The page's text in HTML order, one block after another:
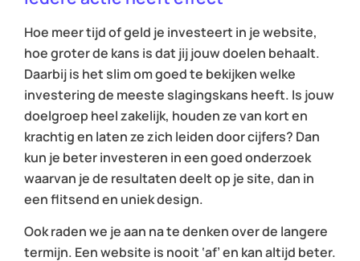
Hoe meer tijd of geld je investeert in je website,
hoe groter de kans is dat jij jouw doelen behaalt.
Daarbij is het slim om goed te bekijken welke
investering de meeste slagingskans heeft. Is jouw
doelgroep heel zakelijk, houden ze van kort en
krachtig en laten ze zich leiden door cijfers? Dan
kun je beter investeren in een goed onderzoek
waarvan je de resultaten deelt op je site, dan in
een flitsend en uniek design.
Ook raden we je aan na te denken over de langere
termijn. Een website is nooit ‘af’ en kan altijd beter.